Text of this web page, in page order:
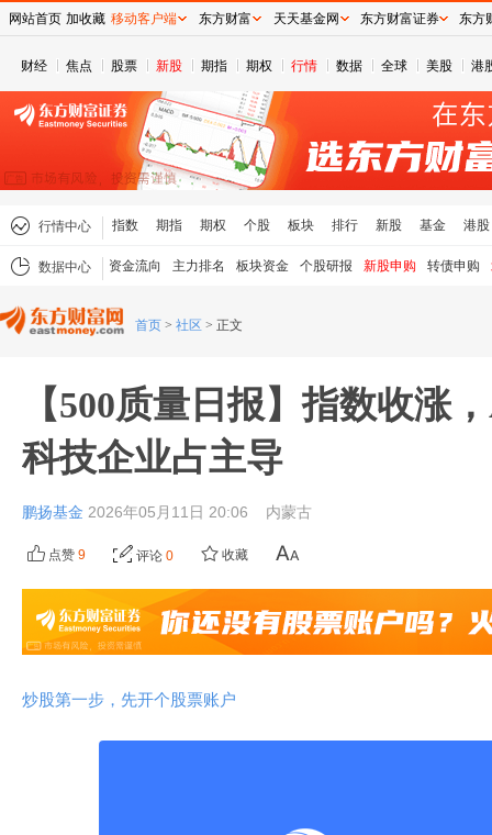
财经 焦点 股票 新股 期指 期权 行情 数据 全球 美股 港
行情中心 指数 期指 期权 个股 板块 排行 新股 基金 港股
数据中心 资金流向 主力排名 板块资金 个股研报 新股申购 转债申购
首页 > 社区 > 正文
【500质量日报】指数收涨
科技企业占主导
鹏扬基金 2026年05月11日 20:06 内蒙古
点赞 9 评论 0 收藏
炒股第一步，先开个股票账户
网站首页 加收藏 移动客户端 东方财富 天天基金网 东方财富证券 东方